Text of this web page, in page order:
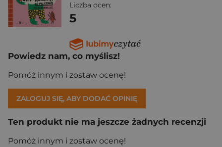
Liczba ocen:
5
Powiedz nam, co myślisz!
Pomóż innym i zostaw ocenę!
ZALOGUJ SIĘ, ABY DODAĆ OPINIĘ
Ten produkt nie ma jeszcze żadnych recenzji
Pomóż innym i zostaw ocenę!